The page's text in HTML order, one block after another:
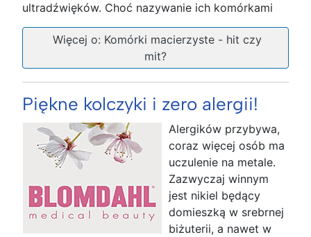
ultradźwięków. Choć nazywanie ich komórkami
Więcej o: Komórki macierzyste - hit czy
mit?
Piękne kolczyki i zero alergii!
Alergików przybywa,
coraz więcej osób ma
uczulenie na metale.
Zazwyczaj winnym
jest nikiel będący
domieszką w srebrnej
biżuterii, a nawet w